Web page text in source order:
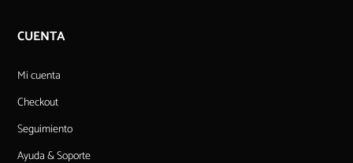
CUENTA
Mi cuenta
Checkout
Seguimiento
Ayuda & Soporte